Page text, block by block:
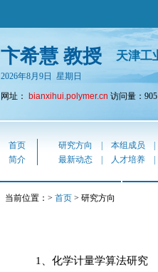
卞希慧 教授 天津工
2026年8月9日 星期日
网址： bianxihui.polymer.cn 访问量：
首页 研究方向 本组成员
简介
最新动态 人才培养
当前位置：> 首页 > 研究方向
1、化学计量学算法研究